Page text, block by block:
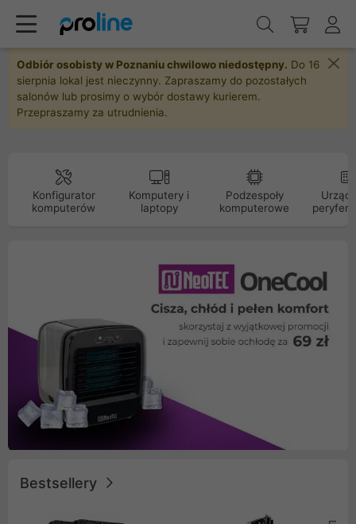
Odbiór osobisty w Poznaniu chwilowo niedostępny. Do 16
sierpnia lokal jest nieczynny. Zapraszamy do pozostałych
salonów lub prosimy o wybór dostawy kurierem.
Przepraszamy za utrudnienia.
Konfigurator
komputerów
Komputery i
laptopy
Podzespoły
komputerowe
Bestsellery